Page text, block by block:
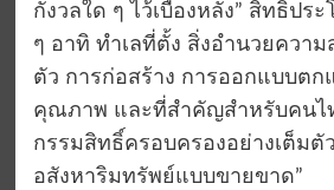
กังวลใด ๆ ไว้เบื้องหลัง” สิทธิปร
ๆ อาทิ ทำเลที่ตั้ง สิ่งอำนวยความ
ตัว การก่อสร้าง การออกแบบตก
คุณภาพ และที่สำคัญสำหรับคนไ
กรรมสิทธิ์ครอบครองอย่างเต็มตั
อสังหาริมทรัพย์แบบขายขาด”